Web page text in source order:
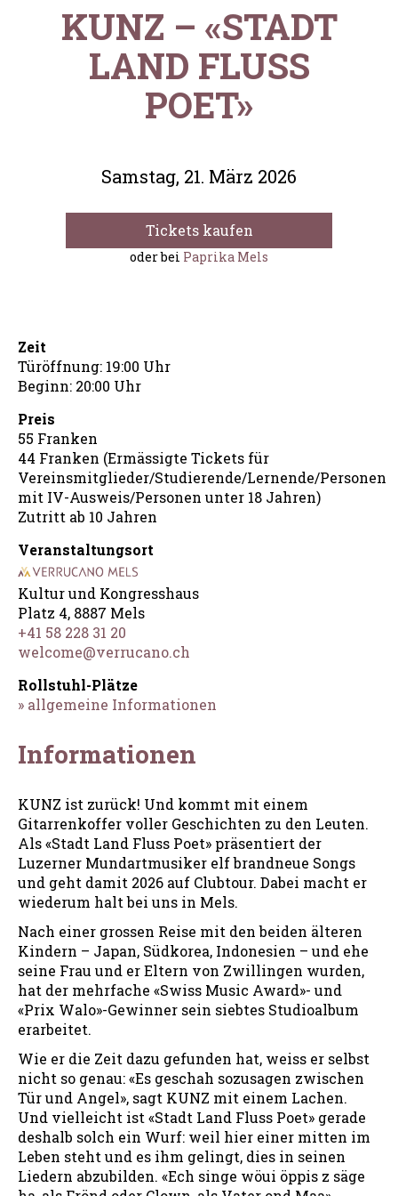
KUNZ – «STADT
LAND FLUSS
POET»
Samstag, 21. März 2026
Tickets kaufen
oder bei Paprika Mels
Zeit
Türöffnung: 19:00 Uhr
Beginn: 20:00 Uhr
Preis
55 Franken
44 Franken (Ermässigte Tickets für
Vereinsmitglieder/Studierende/Lernende/Personen
mit IV-Ausweis/Personen unter 18 Jahren)
Zutritt ab 10 Jahren
Veranstaltungsort
Kultur und Kongresshaus
Platz 4, 8887 Mels
+41 58 228 31 20
welcome@verrucano.ch
Rollstuhl-Plätze
» allgemeine Informationen
Informationen
KUNZ ist zurück! Und kommt mit einem
Gitarrenkoffer voller Geschichten zu den Leuten.
Als «Stadt Land Fluss Poet» präsentiert der
Luzerner Mundartmusiker elf brandneue Songs
und geht damit 2026 auf Clubtour. Dabei macht er
wiederum halt bei uns in Mels.
Nach einer grossen Reise mit den beiden älteren
Kindern – Japan, Südkorea, Indonesien – und ehe
seine Frau und er Eltern von Zwillingen wurden,
hat der mehrfache «Swiss Music Award»- und
«Prix Walo»-Gewinner sein siebtes Studioalbum
erarbeitet.
Wie er die Zeit dazu gefunden hat, weiss er selbst
nicht so genau: «Es geschah sozusagen zwischen
Tür und Angel», sagt KUNZ mit einem Lachen.
Und vielleicht ist «Stadt Land Fluss Poet» gerade
deshalb solch ein Wurf: weil hier einer mitten im
Leben steht und es ihm gelingt, dies in seinen
Liedern abzubilden. «Ech singe wöui öppis z säge